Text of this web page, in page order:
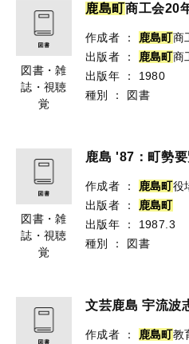
図書・雑
誌・視聴
覚
鹿島町商工会20
作成者 ： 鹿島町商
出版者
： 鹿島町商
出版年
：
1980
種別
： 図書
図書・雑
誌・視聴
覚
鹿島 '87：町勢
作成者 ： 鹿島町役
出版者
： 鹿島町
出版年
：
1987.3
種別
： 図書
文芸鹿島 宇流波
作成者 ： 鹿島町教